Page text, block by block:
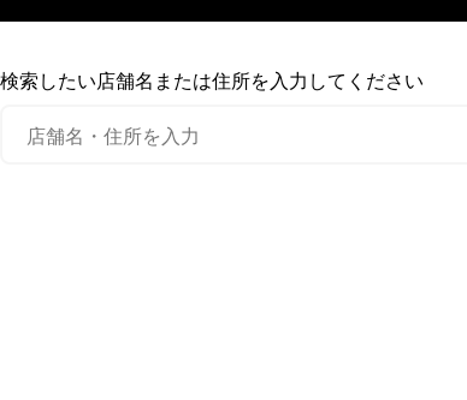
検索したい店舗名または住所を入力してください